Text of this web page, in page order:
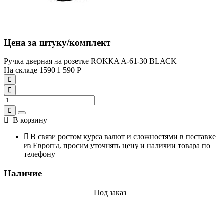
Цена за штуку/комплект
Ручка дверная на розетке ROKKA A-61-30 BLACK
На складе 1590 1 590 Р
В корзину
В связи ростом курса валют и сложностями в поставке
из Европы, просим уточнять цену и наличии товара по
телефону.
Наличие
Под заказ